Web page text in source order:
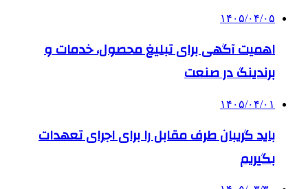
۱۴۰۵/۰۴/۰۵
اهمیت آگهی برای تبلیغ محصول، خدمات و
برندینگ در صنعت
۱۴۰۵/۰۴/۰۱
باید گریبان طرف مقابل را برای اجرای تعهدات
بگیریم